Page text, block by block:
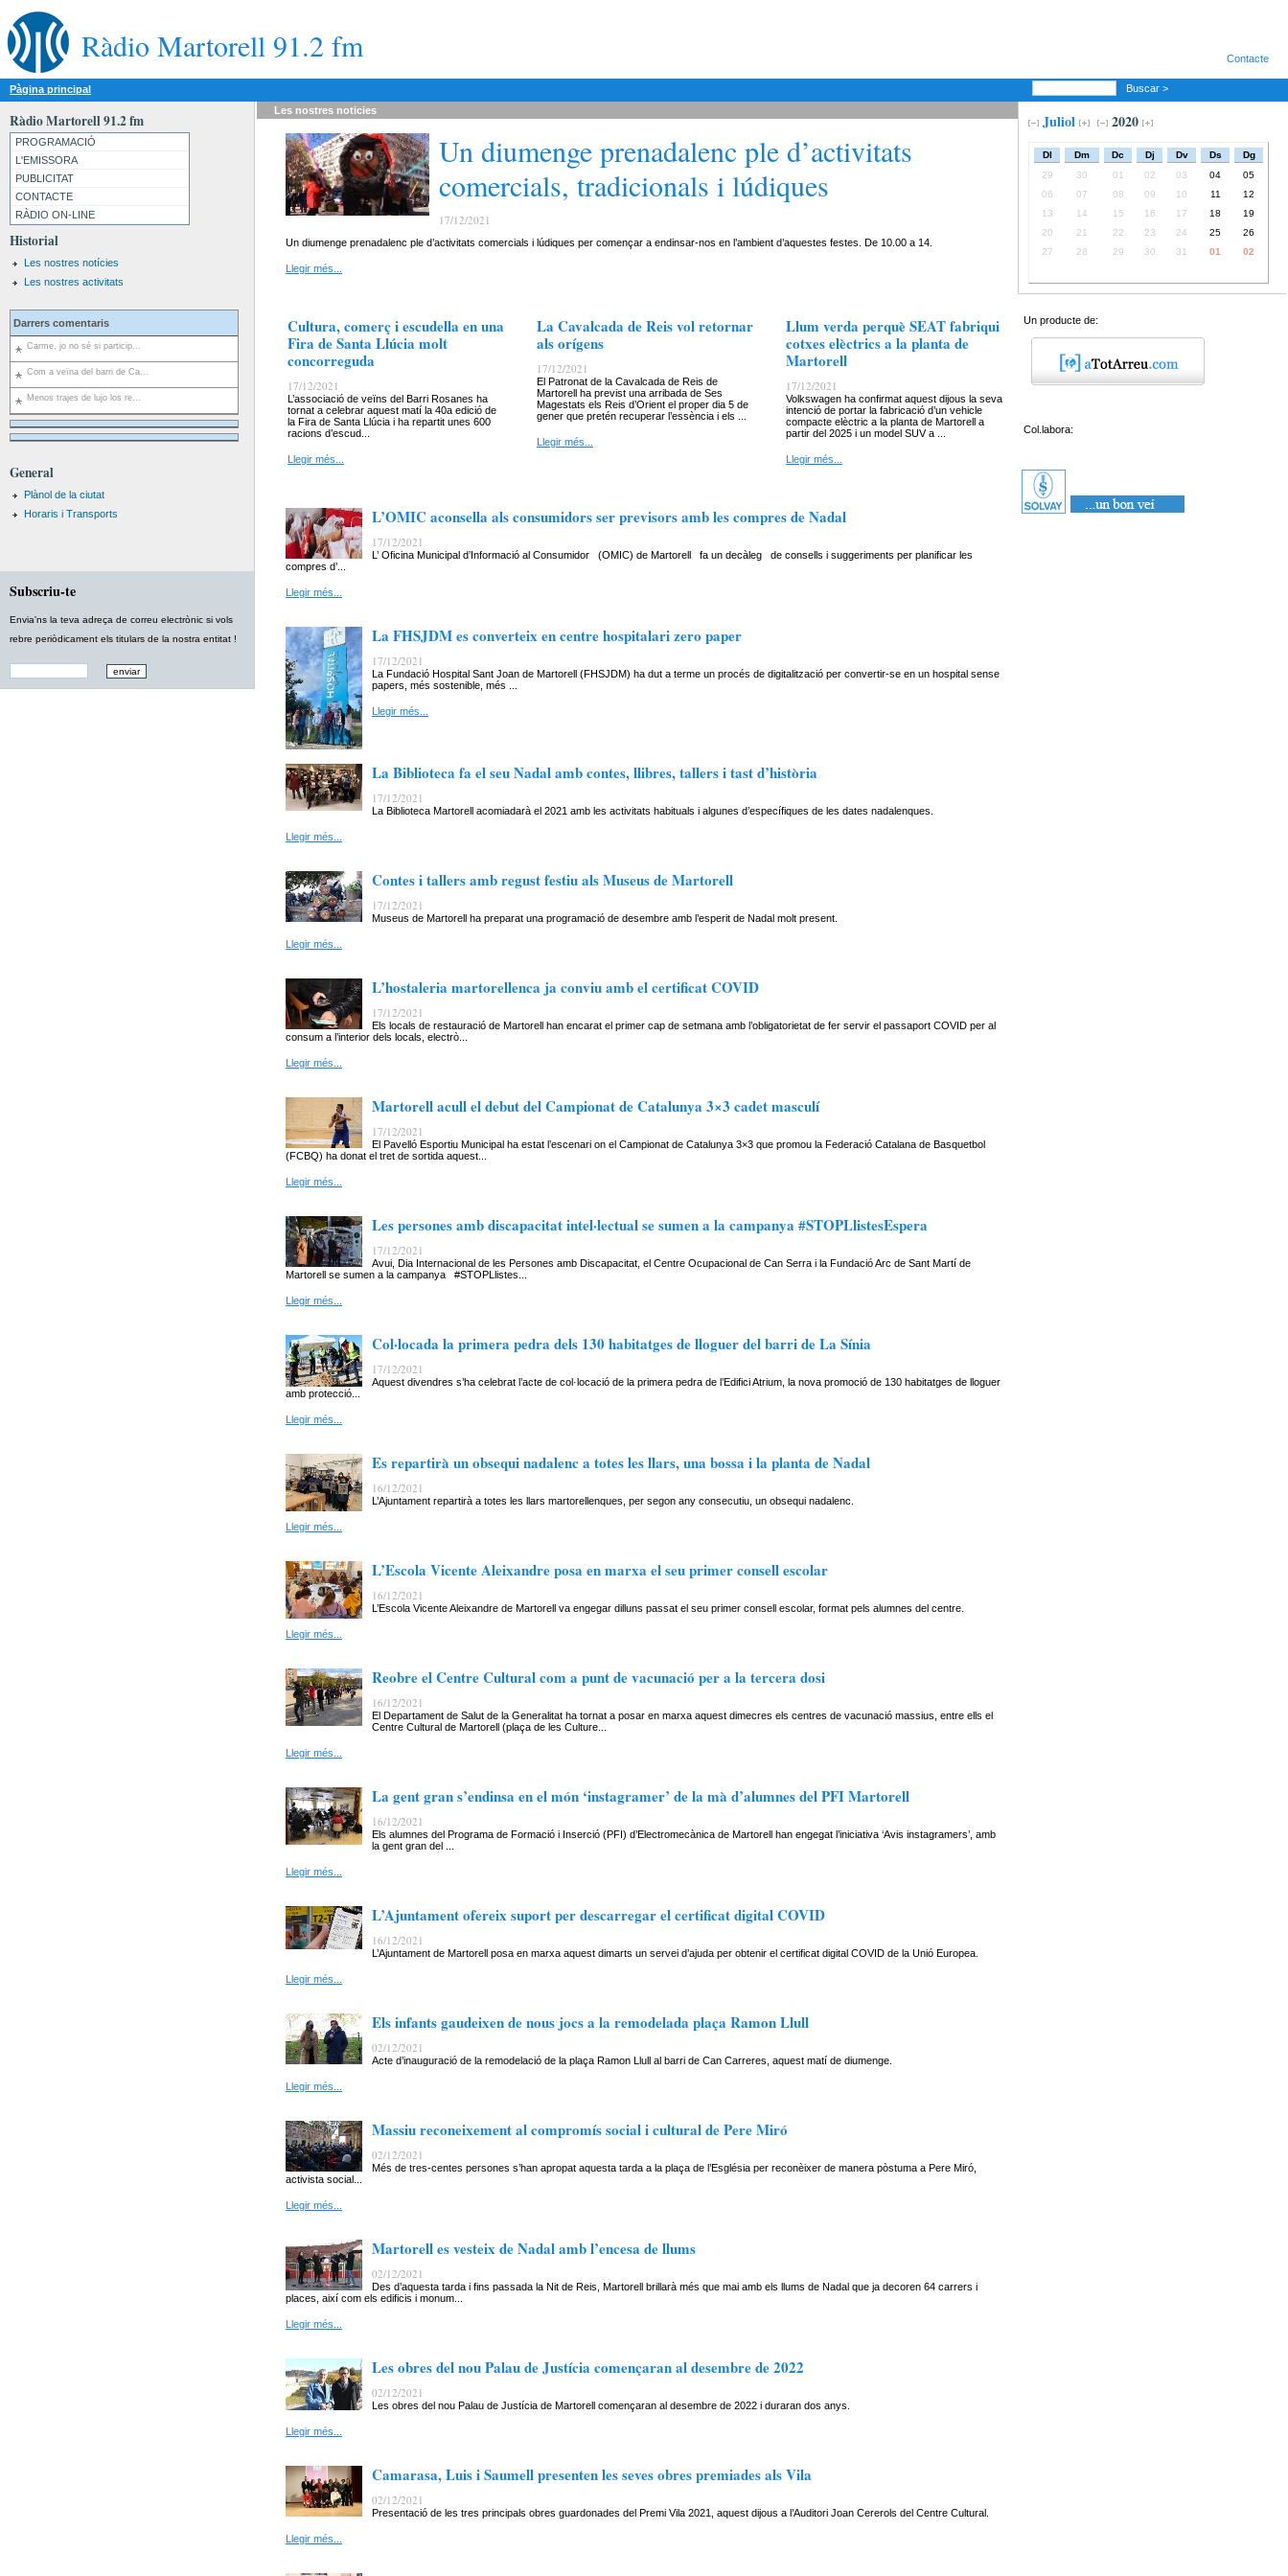
Ràdio Martorell 91.2 fm Contacte
Pàgina principal Buscar >
Ràdio Martorell 91.2 fm
PROGRAMACIÓ
L'EMISSORA
PUBLICITAT
CONTACTE
RÀDIO ON-LINE
Historial
Les nostres notícies
Les nostres activitats
Darrers comentaris
Carme, jo no sé si particip...
Com a veïna del barri de Ca...
Menos trajes de lujo los re...
General
Plànol de la ciutat
Horaris i Transports
Subscriu-te
Envia'ns la teva adreça de correu electrònic si vols
rebre periòdicament els titulars de la nostra entitat !
Les nostres noticies
Un diumenge prenadalenc ple d’activitats
comercials, tradicionals i lúdiques
17/12/2021
Un diumenge prenadalenc ple d’activitats comercials i lúdiques per començar a endinsar-nos en l’ambient d’aquestes festes. De 10.00 a 14.
Llegir més...
Cultura, comerç i escudella en una
Fira de Santa Llúcia molt
concorreguda
17/12/2021
L’associació de veïns del Barri Rosanes ha
tornat a celebrar aquest matí la 40a edició de
la Fira de Santa Llúcia i ha repartit unes 600
racions d’escud...
Llegir més...
La Cavalcada de Reis vol retornar
als orígens
17/12/2021
El Patronat de la Cavalcada de Reis de
Martorell ha previst una arribada de Ses
Magestats els Reis d’Orient el proper dia 5 de
gener que pretén recuperar l’essència i els ...
Llegir més...
Llum verda perquè SEAT fabriqui
cotxes elèctrics a la planta de
Martorell
17/12/2021
Volkswagen ha confirmat aquest dijous la seva
intenció de portar la fabricació d’un vehicle
compacte elèctric a la planta de Martorell a
partir del 2025 i un model SUV a ...
Llegir més...
L’OMIC aconsella als consumidors ser previsors amb les compres de Nadal
17/12/2021
L’ Oficina Municipal d’Informació al Consumidor (OMIC) de Martorell fa un decàleg de consells i suggeriments per planificar les
compres d’...
Llegir més...
La FHSJDM es converteix en centre hospitalari zero paper
17/12/2021
La Fundació Hospital Sant Joan de Martorell (FHSJDM) ha dut a terme un procés de digitalització per convertir-se en un hospital sense
papers, més sostenible, més ...
Llegir més...
La Biblioteca fa el seu Nadal amb contes, llibres, tallers i tast d’història
17/12/2021
La Biblioteca Martorell acomiadarà el 2021 amb les activitats habituals i algunes d’específiques de les dates nadalenques.
Llegir més...
Contes i tallers amb regust festiu als Museus de Martorell
17/12/2021
Museus de Martorell ha preparat una programació de desembre amb l’esperit de Nadal molt present.
Llegir més...
L’hostaleria martorellenca ja conviu amb el certificat COVID
17/12/2021
Els locals de restauració de Martorell han encarat el primer cap de setmana amb l’obligatorietat de fer servir el passaport COVID per al
consum a l’interior dels locals, electrò...
Llegir més...
Martorell acull el debut del Campionat de Catalunya 3×3 cadet masculí
17/12/2021
El Pavelló Esportiu Municipal ha estat l’escenari on el Campionat de Catalunya 3×3 que promou la Federació Catalana de Basquetbol
(FCBQ) ha donat el tret de sortida aquest...
Llegir més...
Les persones amb discapacitat intel·lectual se sumen a la campanya #STOPLlistesEspera
17/12/2021
Avui, Dia Internacional de les Persones amb Discapacitat, el Centre Ocupacional de Can Serra i la Fundació Arc de Sant Martí de
Martorell se sumen a la campanya #STOPLlistes...
Llegir més...
Col·locada la primera pedra dels 130 habitatges de lloguer del barri de La Sínia
17/12/2021
Aquest divendres s’ha celebrat l’acte de col·locació de la primera pedra de l’Edifici Atrium, la nova promoció de 130 habitatges de lloguer
amb protecció...
Llegir més...
Es repartirà un obsequi nadalenc a totes les llars, una bossa i la planta de Nadal
16/12/2021
L’Ajuntament repartirà a totes les llars martorellenques, per segon any consecutiu, un obsequi nadalenc.
Llegir més...
L’Escola Vicente Aleixandre posa en marxa el seu primer consell escolar
16/12/2021
L’Escola Vicente Aleixandre de Martorell va engegar dilluns passat el seu primer consell escolar, format pels alumnes del centre.
Llegir més...
Reobre el Centre Cultural com a punt de vacunació per a la tercera dosi
16/12/2021
El Departament de Salut de la Generalitat ha tornat a posar en marxa aquest dimecres els centres de vacunació massius, entre ells el
Centre Cultural de Martorell (plaça de les Culture...
Llegir més...
La gent gran s’endinsa en el món ‘instagramer’ de la mà d’alumnes del PFI Martorell
16/12/2021
Els alumnes del Programa de Formació i Inserció (PFI) d’Electromecànica de Martorell han engegat l’iniciativa ‘Avis instagramers’, amb
la gent gran del ...
Llegir més...
L’Ajuntament ofereix suport per descarregar el certificat digital COVID
16/12/2021
L’Ajuntament de Martorell posa en marxa aquest dimarts un servei d’ajuda per obtenir el certificat digital COVID de la Unió Europea.
Llegir més...
Els infants gaudeixen de nous jocs a la remodelada plaça Ramon Llull
02/12/2021
Acte d’inauguració de la remodelació de la plaça Ramon Llull al barri de Can Carreres, aquest matí de diumenge.
Llegir més...
Massiu reconeixement al compromís social i cultural de Pere Miró
02/12/2021
Més de tres-centes persones s’han apropat aquesta tarda a la plaça de l’Església per reconèixer de manera pòstuma a Pere Miró,
activista social...
Llegir més...
Martorell es vesteix de Nadal amb l’encesa de llums
02/12/2021
Des d’aquesta tarda i fins passada la Nit de Reis, Martorell brillarà més que mai amb els llums de Nadal que ja decoren 64 carrers i
places, així com els edificis i monum...
Llegir més...
Les obres del nou Palau de Justícia començaran al desembre de 2022
02/12/2021
Les obres del nou Palau de Justícia de Martorell començaran al desembre de 2022 i duraran dos anys.
Llegir més...
Camarasa, Luis i Saumell presenten les seves obres premiades als Vila
02/12/2021
Presentació de les tres principals obres guardonades del Premi Vila 2021, aquest dijous a l’Auditori Joan Cererols del Centre Cultural.
Llegir més...
Juliol 2020
Dl Dm Dc Dj Dv Ds
Dg
29
30 01 02 03 04
05
06
07 08 09 10 11
12
13
14 15 16 17 18
19
20
21 22 23 24 25
26
27
28 29 30 31 01 02
Un producte de:
Col.labora: